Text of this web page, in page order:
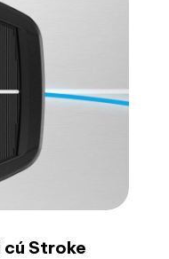
cú Stroke